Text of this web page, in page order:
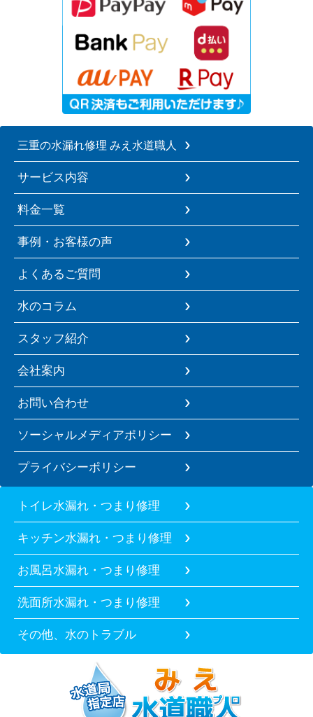
三重の水漏れ修理 みえ水道職人
サービス内容
料金一覧
事例・お客様の声
よくあるご質問
水のコラム
スタッフ紹介
会社案内
お問い合わせ
ソーシャルメディアポリシー
プライバシーポリシー
トイレ水漏れ・つまり修理
キッチン水漏れ・つまり修理
お風呂水漏れ・つまり修理
洗面所水漏れ・つまり修理
その他、水のトラブル